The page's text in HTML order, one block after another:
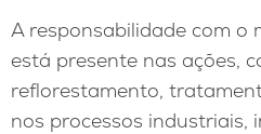
A responsabilidade com o
está presente nas ações,
reflorestamento,
nos processos industriais,